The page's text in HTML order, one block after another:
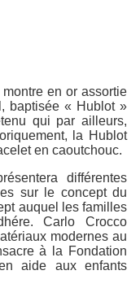
en or assortie
baptisée « Hublot »
qui par ailleurs,
la Hublot
en caoutchouc.
différentes
sur le concept du
auquel les familles
Carlo Crocco
modernes au
à la Fondation
aide aux enfants